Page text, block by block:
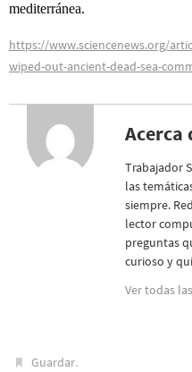
mediterránea.
https://www.sciencenews.org/
wiped-out-ancient-dead-sea-
Acerca
Trabajador
las
siempre.
lector
preguntas
curioso y
Ver todas
Guardar.